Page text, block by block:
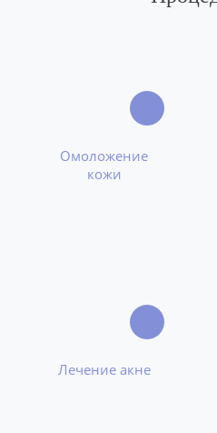
Омоложение
кожи
Лечение акне